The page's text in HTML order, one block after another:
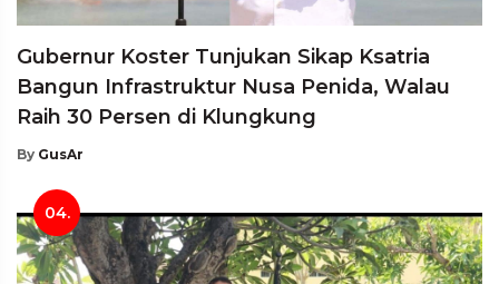
Gubernur Koster Tunjukan Sikap Ksatria
Bangun Infrastruktur Nusa Penida, Walau
Raih 30 Persen di Klungkung
By GusAr
04.